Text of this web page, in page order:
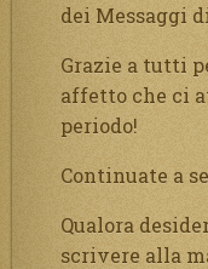
dei Messaggi
Grazie a tutti
affetto che ci
periodo!
Continuate a
Qualora
scrivere alla